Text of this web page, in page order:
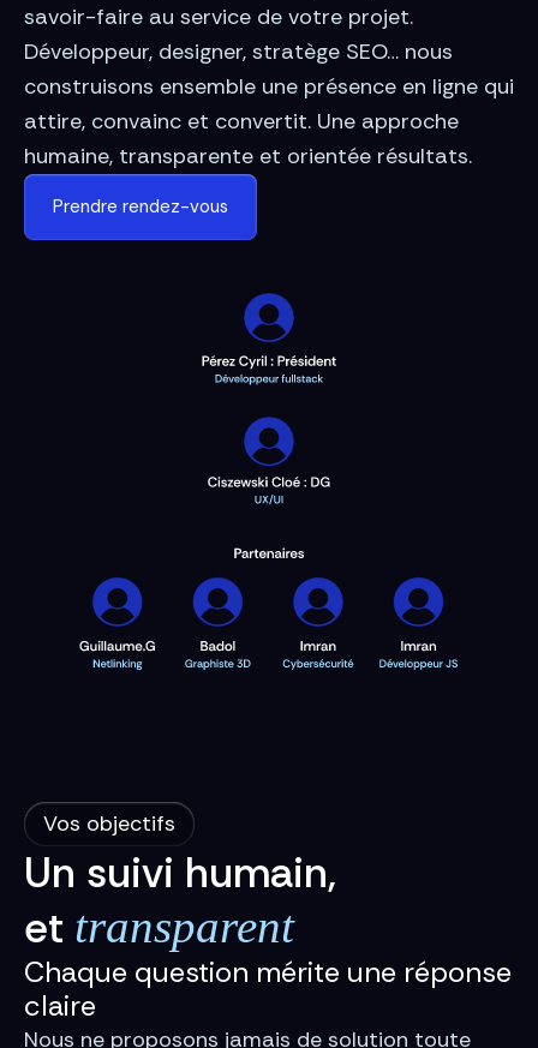
savoir-faire au service de votre projet.
Développeur, designer, stratège SEO… nous
construisons ensemble une présence en ligne qui
attire, convainc et convertit. Une approche
humaine, transparente et orientée résultats.
Prendre rendez-vous
Vos objectifs
Un suivi humain,
et transparent
Chaque question mérite une réponse
claire
Nous ne proposons jamais de solution toute